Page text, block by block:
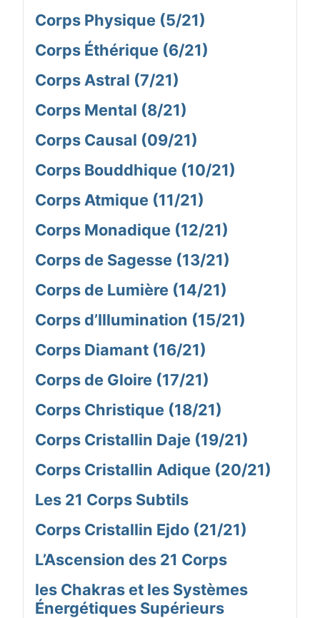
Corps Physique (5/21)
Corps Éthérique (6/21)
Corps Astral (7/21)
Corps Mental (8/21)
Corps Causal (09/21)
Corps Bouddhique (10/21)
Corps Atmique (11/21)
Corps Monadique (12/21)
Corps de Sagesse (13/21)
Corps de Lumière (14/21)
Corps d’Illumination (15/21)
Corps Diamant (16/21)
Corps de Gloire (17/21)
Corps Christique (18/21)
Corps Cristallin Daje (19/21)
Corps Cristallin Adique (20/21)
Les 21 Corps Subtils
Corps Cristallin Ejdo (21/21)
L’Ascension des 21 Corps
les Chakras et les Systèmes
Énergétiques Supérieurs